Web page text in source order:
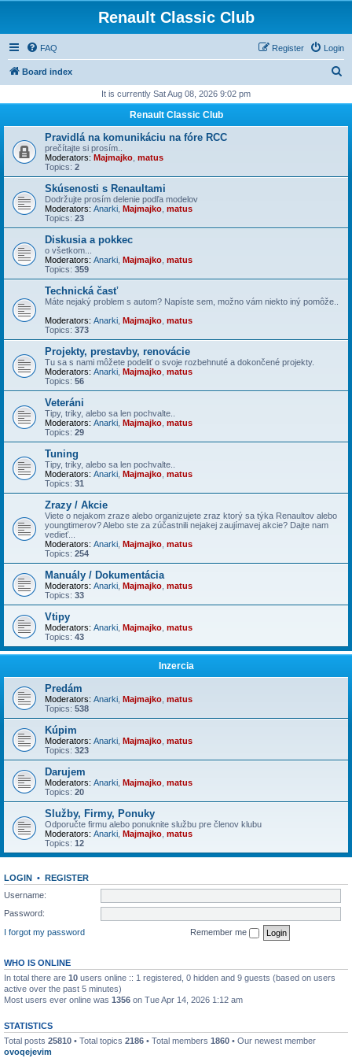
Renault Classic Club
FAQ Login
Register
Board index
r
It is currently Sat Aug 08, 2026 9:02 pm
Renault Classic Club
Pravidlá na komunikáciu na fóre RCC
prečítajte si prosím..
Moderators: Majmajko matus
Topics: 2
Skúsenosti s Renaultami
Dodržujte prosím delenie podľa modelov
Moderators: Anarki Majmajko matus
Topics: 23
Diskusia a pokkec
o všetkom...
Moderators: Anarki Majmajko matus
Topics: 359
Technická časť
Máte nejaký problem s autom? Napíste sem, možno vám niekto iný pomôže..
Moderators: Anarki Majmajko matus
Topics: 373
Projekty, prestavby, renovácie
Tu sa s nami môžete podeliť o svoje rozbehnuté a dokončené projekty.
Moderators: Anarki Majmajko matus
Topics: 56
Veteráni
Tipy, triky, alebo sa len pochvalte..
Moderators: Anarki Majmajko matus
Topics: 29
Tuning
Tipy, triky, alebo sa len pochvalte..
Moderators: Anarki Majmajko matus
Topics: 31
Zrazy / Akcie
Viete o nejakom zraze alebo organizujete zraz ktorý sa týka Renaultov alebo
youngtimerov? Alebo ste za zúčastnili nejakej zaujímavej akcie? Dajte nam
vedieť...
Moderators: Anarki Majmajko matus
Topics: 254
Manuály / Dokumentácia
Moderators: Anarki Majmajko matus
Topics: 33
Vtipy
Moderators: Anarki Majmajko matus
Topics: 43
Inzercia
Predám
Moderators: Anarki Majmajko matus
Topics: 538
Kúpim
Moderators: Anarki Majmajko matus
Topics: 323
Darujem
Moderators: Anarki Majmajko matus
Topics: 20
Služby, Firmy, Ponuky
Odporučte firmu alebo ponuknite službu pre členov klubu
Moderators: Anarki Majmajko matus
Topics: 12
LOGIN • REGISTER
Username:
Password:
I forgot my password
Remember me
WHO IS ONLINE
In total there are 10 users online :: 1 registered, 0 hidden and 9 guests (based on users
active over the past 5 minutes)
Most users ever online was 1356 on Tue Apr 14, 2026 1:12 am
STATISTICS
Total posts 25810 • Total topics 2186 • Total members 1860 • Our newest member
ovoqejevim